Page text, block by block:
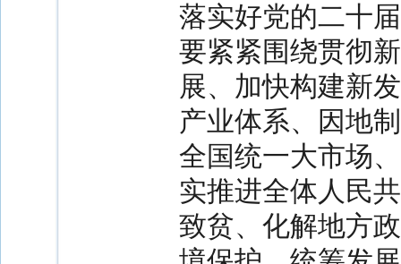
落实好党的二十
要紧紧围绕贯彻
展、加快构建新
产业体系、因地
全国统一大市场
实推进全体人民
致贫、化解地方